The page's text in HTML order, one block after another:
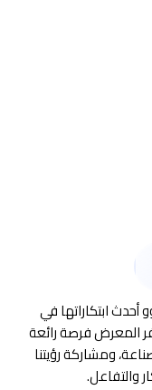
فيوتروو أحدث ابتكاراتها في
المعرض فرصة رائعة
ومشاركة رؤيتنا
والتفاعل.